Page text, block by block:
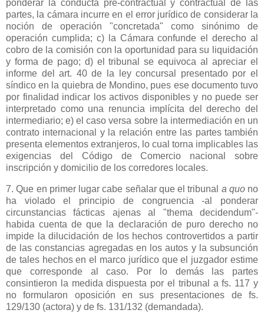
ponderar la conducta pre-contractual y contractual de las
partes, la cámara incurre en el error jurídico de considerar la
noción de operación "concretada" como sinónimo de
operación cumplida; c)
la Cámara confunde el derecho al
cobro de la comisión con la oportunidad para su liquidación
y forma de pago; d) el tribunal se equivoca al apreciar el
informe del art. 40 de la ley concursal presentado por el
síndico en la quiebra de Mondino, pues ese documento tuvo
por finalidad indicar los activos disponibles y no puede ser
interpretado como una renuncia implícita del derecho del
intermediario; e) el caso versa sobre la intermediación en un
contrato internacional y la relación entre las partes también
presenta elementos extranjeros, lo cual torna implicables las
exigencias del Código de Comercio nacional sobre
inscripción y domicilio de los corredores locales.
7. Que en primer lugar cabe señalar que el tribunal a quono
ha violado el principio de congruencia -al ponderar
circunstancias fácticas ajenas al "thema decidendum"-
habida cuenta de que la declaración de puro derecho no
impide la dilucidación de los hechos controvertidos a partir
de las constancias agregadas en los autos y la subsunción
de tales hechos en el marco jurídico que el juzgador estime
que corresponde al caso. Por lo demás las partes
consintieron la medida dispuesta por el tribunal a fs. 117 y
no formularon oposición en sus presentaciones de fs.
129/130 (actora) y de fs. 131/132 (demandada).